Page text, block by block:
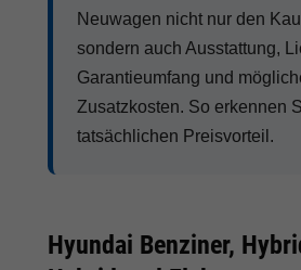
Neuwagen nicht nur den
sondern auch Ausstattung,
Garantieumfang und
Zusatzkosten. So erkennen
tatsächlichen Preisvorteil.
Hyundai Benziner,